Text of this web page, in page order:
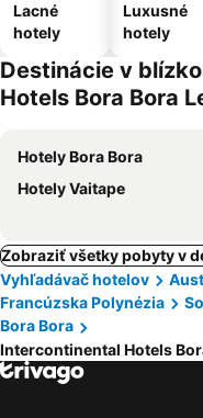
Lacné
hotely
Luxusné
hotely
Destinácie v
Hotels Bora Bora
Hotely Bora Bora
Hotely Vaitape
Zobraziť všetky pobyty v
Vyhľadávač hotelov
Francúzska Polynézia
Bora Bora
Intercontinental Hotels